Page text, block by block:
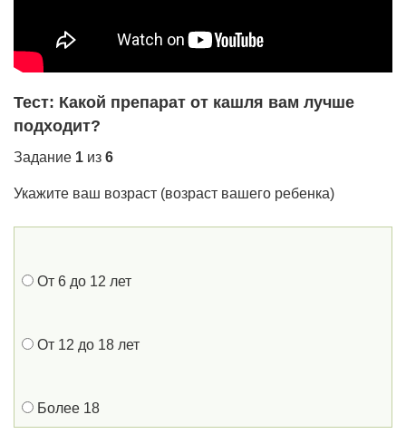
Тест: Какой препарат от кашля вам лучше
подходит?
Задание 1 из 6
Укажите ваш возраст (возраст вашего ребенка)
От 6 до 12 лет
От 12 до 18 лет
Более 18